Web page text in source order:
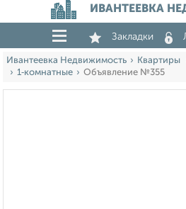
ИВАНТЕЕВКА
Закладки
Ивантеевка Недвижимость Квартиры
1‑комнатные
Объявление №355